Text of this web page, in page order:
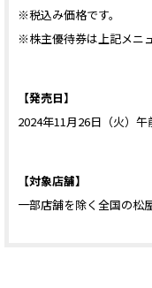
※税込み価格です。
※株主優待券は上記メニ
【発売日】
2024年11月26日（火）午
【対象店舗】
一部店舗を除く全国の松